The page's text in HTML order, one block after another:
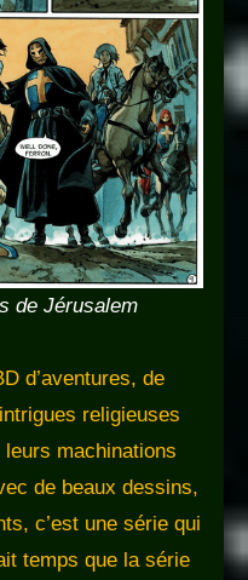
de Jérusalem
d’aventures, de
religieuses
machinations
de beaux dessins,
c’est une série qui
temps que la série